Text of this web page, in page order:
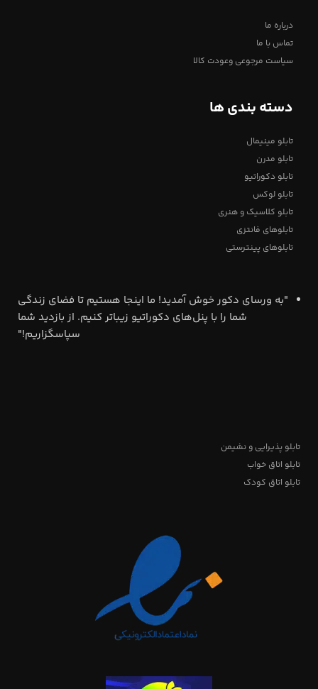
درباره ما
تماس با ما
سیاست مرجوعی وعودت کالا
دسته بندی ها
تابلو مینیمال
تابلو مدرن
تابلو دکوراتیو
تابلو لوکس
تابلو کلاسیک و هنری
تابلوهای فانتزی
تابلوهای پینترستی
"به ورسای دکور خوش آمدید! ما اینجا هستیم تا فضای زندگی
شما را با پنل‌های دکوراتیو زیباتر کنیم. از بازدید شما
سپاسگزاریم!"
تابلو پذیرایی و نشیمن
تابلو اتاق خواب
تابلو اتاق کودک